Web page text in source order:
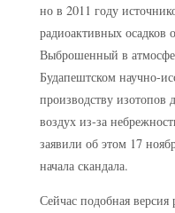
но в 2011 году
радиоактивных осадков
Выброшенный в
Будапештском научно-
производству
воздух из-за
заявили об этом 17
начала скандала.
Сейчас подобная версия